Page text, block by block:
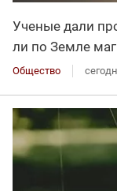
Ученые дали
ли по Земле
Общество